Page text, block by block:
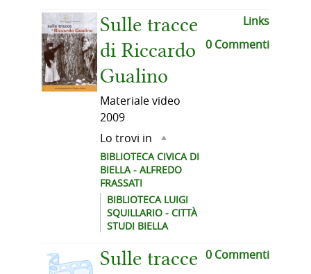
Sulle tracce
di Riccardo
Gualino
Materiale video
2009
Lo trovi in
BIBLIOTECA CIVICA DI
BIELLA - ALFREDO
FRASSATI
BIBLIOTECA LUIGI
SQUILLARIO - CITTÀ
STUDI BIELLA
Links
0 Commenti
copertina
Sulle tracce 0 Commenti